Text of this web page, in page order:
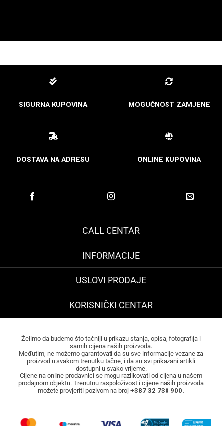
SIGURNA KUPOVINA MOGUĆNOST ZAMJENE
DOSTAVA NA ADRESU ONLINE KUPOVINA
CALL CENTAR
INFORMACIJE
USLOVI PRODAJE
KORISNIČKI CENTAR
Želimo da budemo što tačniji u prikazu stanja, opisa, fotografija i
samih cijena naših proizvoda.
Međutim, ne možemo garantovati da su sve informacije vezane za
proizvod u svakom trenutku tačne, i da su svi prikazani artikli
dostupni u svako vrijeme.
Cijene na online prodavnici se mogu razlikovati od cijena u našem
prodajnom objektu. Trenutnu raspoloživost i cijene naših proizvoda
možete provjeriti pozivom na broj +387 32 730 900.